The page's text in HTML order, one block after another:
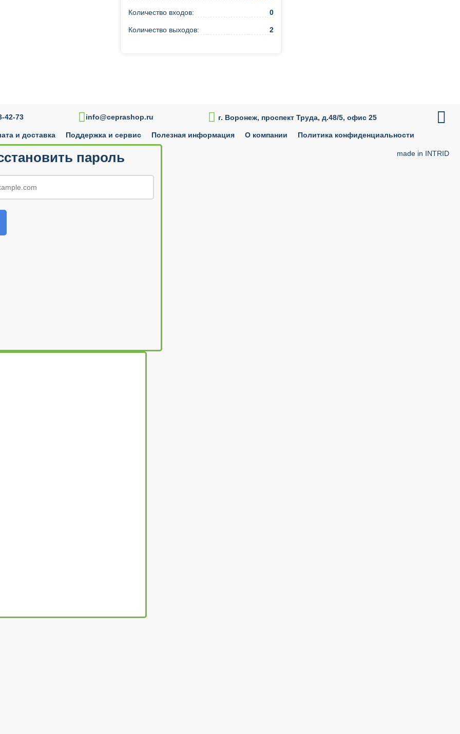
Количество входов: 0
Количество выходов: 2
42-73 info@ceprashop.ru  г. Воронеж, проспект Труда, д.48/5, офис 25 
и доставка Поддержка и сервис Полезная информация О компании Политика конфиденциальности
— 2026 made in INTRID
пароль